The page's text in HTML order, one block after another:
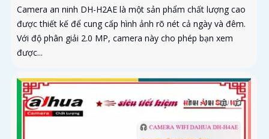
Camera an ninh DH-H2AE là một sản phẩm chất lượng cao
được thiết kế để cung cấp hình ảnh rõ nét cả ngày và đêm.
Với độ phân giải 2.0 MP, camera này cho phép bạn xem
được...